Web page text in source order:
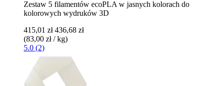
Zestaw 5 filamentów ecoPLA w jasnych kolorach do
kolorowych wydruków 3D
415,01 zł 436,68 zł
(83,00 zł / kg)
5.0 (2)